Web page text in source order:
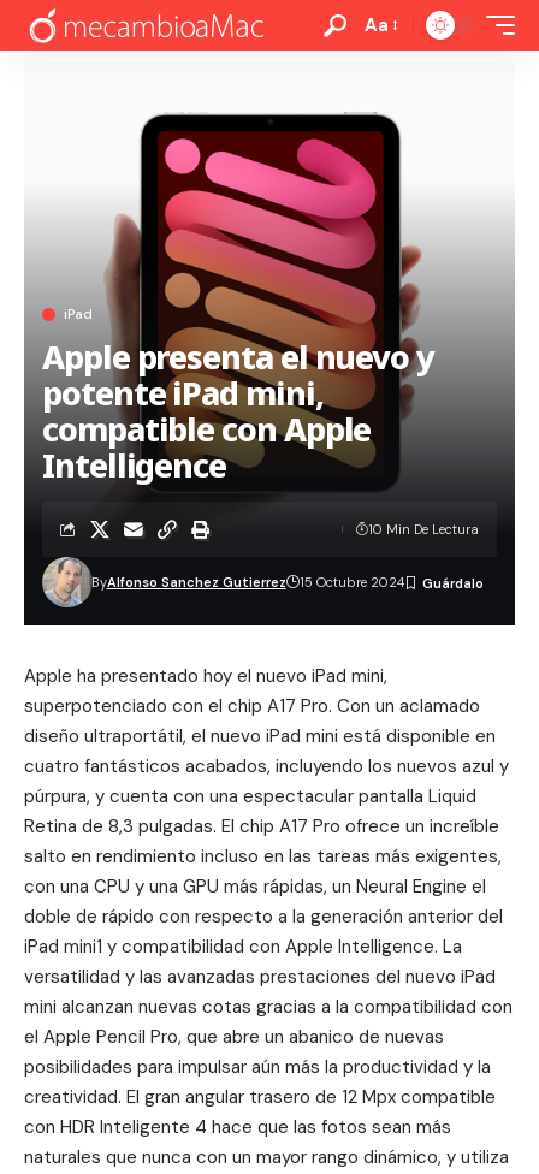
Aa
iPad
Apple presenta el nuevo y
potente iPad mini,
compatible con Apple
Intelligence
ByAlfonso Sanchez Gutierrez 15 Octubre 2024
10 Min De Lectura
Apple ha presentado hoy el nuevo iPad mini,
superpotenciado con el chip A17 Pro. Con un aclamado
diseño ultraportátil, el nuevo iPad mini está disponible en
cuatro fantásticos acabados, incluyendo los nuevos azul y
púrpura, y cuenta con una espectacular pantalla Liquid
Retina de 8,3 pulgadas. El chip A17 Pro ofrece un increíble
salto en rendimiento incluso en las tareas más exigentes,
con una CPU y una GPU más rápidas, un Neural Engine el
doble de rápido con respecto a la generación anterior del
iPad mini1 y compatibilidad con Apple Intelligence. La
versatilidad y las avanzadas prestaciones del nuevo iPad
mini alcanzan nuevas cotas gracias a la compatibilidad con
el Apple Pencil Pro, que abre un abanico de nuevas
posibilidades para impulsar aún más la productividad y la
creatividad. El gran angular trasero de 12 Mpx compatible
con HDR Inteligente 4 hace que las fotos sean más
naturales que nunca con un mayor rango dinámico, y utiliza